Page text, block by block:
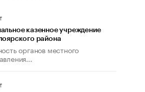
казенное учреждение
района
органов местного